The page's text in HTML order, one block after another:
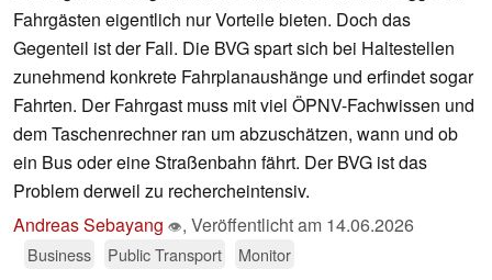
Fahrgästen eigentlich nur Vorteile bieten. Doch das
Gegenteil ist der Fall. Die BVG spart sich bei Haltestellen
zunehmend konkrete Fahrplanaushänge und erfindet sogar
Fahrten. Der Fahrgast muss mit viel ÖPNV-Fachwissen und
dem Taschenrechner ran um abzuschätzen, wann und ob
ein Bus oder eine Straßenbahn fährt. Der BVG ist das
Problem derweil zu rechercheintensiv.
Andreas Sebayang 👁, Veröffentlicht am 14.06.2026
Business Public Transport Monitor